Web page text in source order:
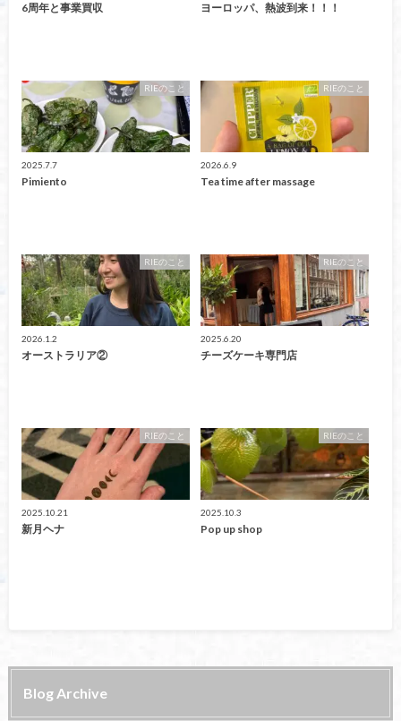
6周年と事業買収 ヨーロッパ、熱波到来！！！
RIEのこと
2025.7.7
Pimiento
RIEのこと
2026.6.9
Tea time after massage
RIEのこと
2026.1.2
オーストラリア②
RIEのこと
2025.6.20
チーズケーキ専門店
RIEのこと
2025.10.21
新月ヘナ
RIEのこと
2025.10.3
Pop up shop
Blog Archive